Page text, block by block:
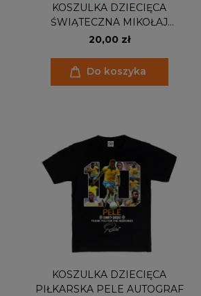
KOSZULKA DZIECIĘCA
ŚWIĄTECZNA MIKOŁAJ
CHOINKA MERRY CHRISTMAS
20,00 zł
Do koszyka
KOSZULKA DZIECIĘCA
PIŁKARSKA PELE AUTOGRAF